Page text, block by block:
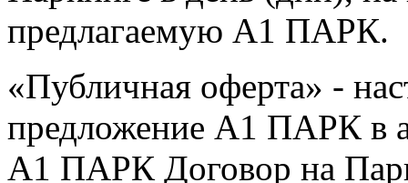
предлагаемую А1 ПАРК.
«Публичная оферта» -
предложение А1 ПАРК в
А1 ПАРК Договор на